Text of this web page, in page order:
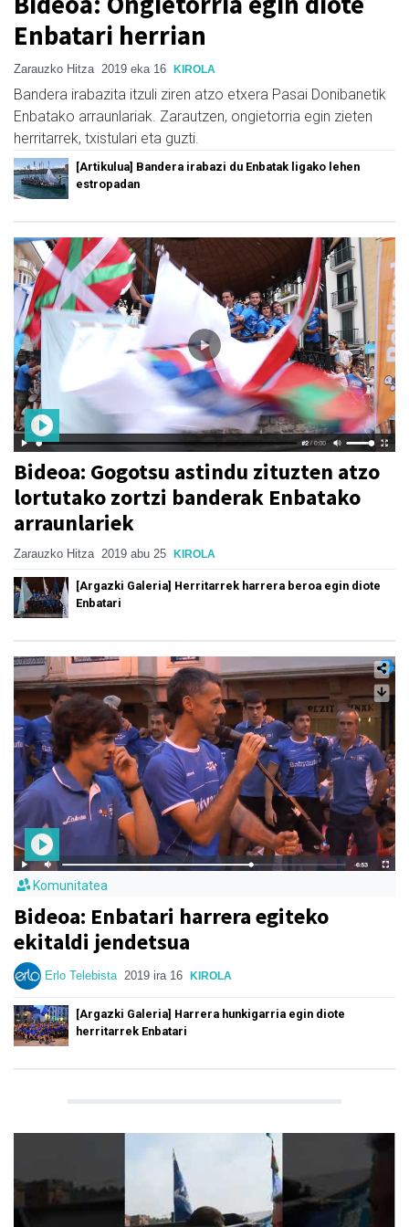
Enbatari herrian
Zarauzko Hitza 2019 eka 16 KIROLA
Bandera irabazita itzuli ziren atzo etxera Pasai Donibanetik
Enbatako arraunlariak. Zarautzen, ongietorria egin zieten
herritarrek, txistulari eta guzti.
[Artikulua] Bandera irabazi du Enbatak ligako lehen
estropadan
Bideoa: Gogotsu astindu zituzten atzo
lortutako zortzi banderak Enbatako
arraunlariek
Zarauzko Hitza 2019 abu 25 KIROLA
[Argazki Galeria] Herritarrek harrera beroa egin diote
Enbatari
Komunitatea
Bideoa: Enbatari harrera egiteko
ekitaldi jendetsua
Erlo Telebista 2019 ira 16 KIROLA
[Argazki Galeria] Harrera hunkigarria egin diote
herritarrek Enbatari